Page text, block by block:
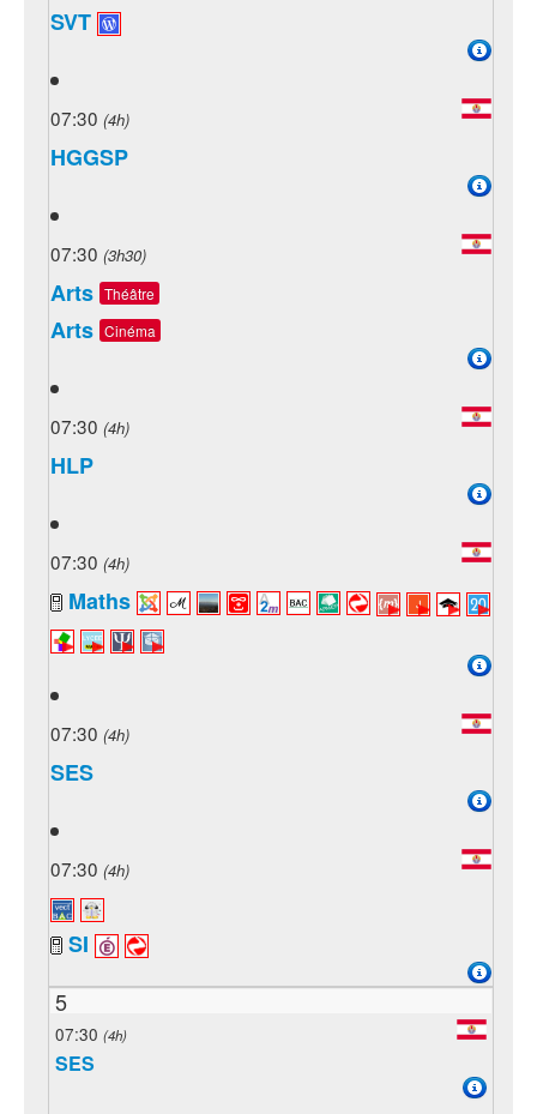
SVT
07:30 (4h)
HGGSP
07:30 (3h30)
Arts Théâtre
Arts Cinéma
07:30 (4h)
HLP
07:30 (4h)
Maths
07:30 (4h)
SES
07:30 (4h)
SI
5
07:30 (4h)
SES